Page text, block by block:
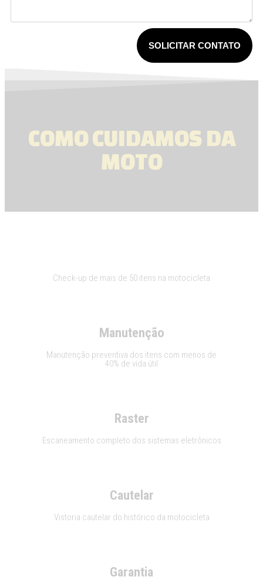
SOLICITAR CONTATO
COMO CUIDAMOS DA
MOTO
Check-up de mais de 50 itens na motocicleta
Manutenção
Manutenção preventiva dos itens com menos de
40% de vida útil
Raster
Escaneamento completo dos sistemas eletrônicos
Cautelar
Vistoria cautelar do histórico da motocicleta
Garantia